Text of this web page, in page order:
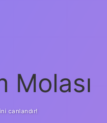
Molası
canlandır!